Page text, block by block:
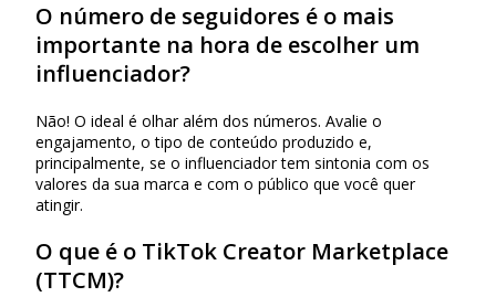
O número de seguidores é o mais
importante na hora de escolher um
influenciador?
Não! O ideal é olhar além dos números. Avalie o
engajamento, o tipo de conteúdo produzido e,
principalmente, se o influenciador tem sintonia com os
valores da sua marca e com o público que você quer
atingir.
O que é o TikTok Creator Marketplace
(TTCM)?